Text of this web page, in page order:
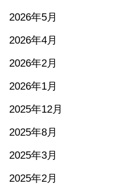
2026年5月
2026年4月
2026年2月
2026年1月
2025年12月
2025年8月
2025年3月
2025年2月